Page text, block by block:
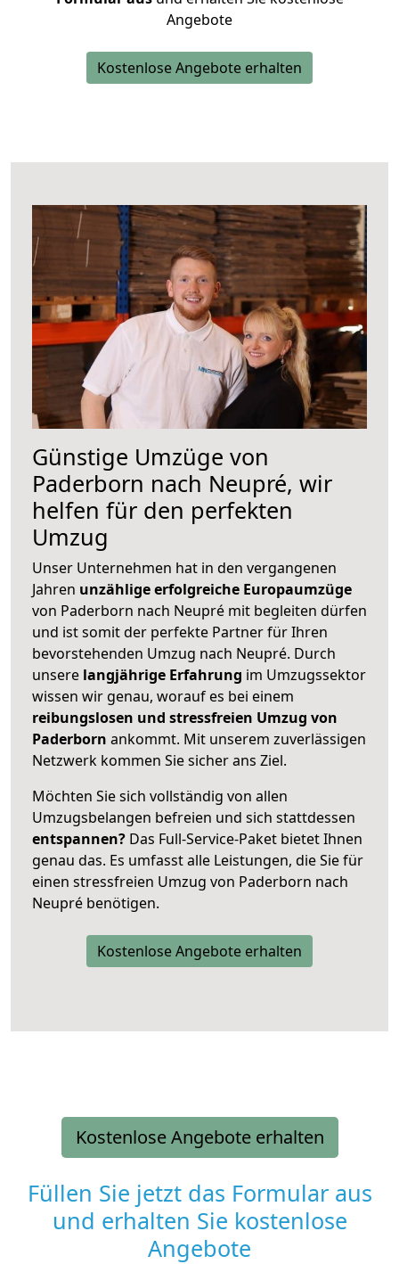
Angebote
Kostenlose Angebote erhalten
Günstige Umzüge von
Paderborn nach Neupré, wir
helfen für den perfekten
Umzug
Unser Unternehmen hat in den vergangenen
Jahren unzählige erfolgreiche Europaumzüge
von Paderborn nach Neupré mit begleiten dürfen
und ist somit der perfekte Partner für Ihren
bevorstehenden Umzug nach Neupré. Durch
unsere langjährige Erfahrung im Umzugssektor
wissen wir genau, worauf es bei einem
reibungslosen und stressfreien Umzug von
Paderborn ankommt. Mit unserem zuverlässigen
Netzwerk kommen Sie sicher ans Ziel.
Möchten Sie sich vollständig von allen
Umzugsbelangen befreien und sich stattdessen
entspannen? Das Full-Service-Paket bietet Ihnen
genau das. Es umfasst alle Leistungen, die Sie für
einen stressfreien Umzug von Paderborn nach
Neupré benötigen.
Kostenlose Angebote erhalten
Kostenlose Angebote erhalten
Füllen Sie jetzt das Formular aus
und erhalten Sie kostenlose
Angebote